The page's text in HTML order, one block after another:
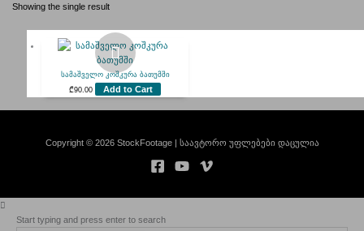
Showing the single result
სამაშველო კოშკურა ბათუმში
₾90.00 Add to Cart
Copyright © 2026 StockFootage | საავტორო უფლებები დაცულია
Start typing and press enter to search